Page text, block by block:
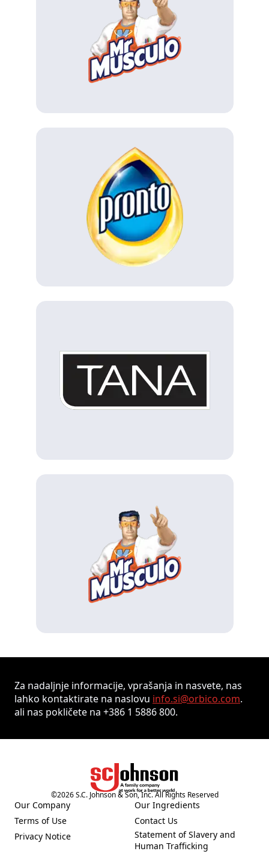
Za nadaljnje informacije, vprašanja in nasvete, nas
lahko kontaktirate na naslovu info.si@orbico.com.
ali nas pokličete na +386 1 5886 800.
©2026S.C. Johnson & Son, Inc. All Rights Reserved
Our Company
(Opens in a new tab)
Terms of Use
(Opens in a new tab)
Privacy Notice
(Opens in a new tab)
Our Ingredients
(Opens in a new tab)
Contact Us
(Opens in a new tab)
Statement of Slavery and
Human Trafficking
(Opens in a new tab)